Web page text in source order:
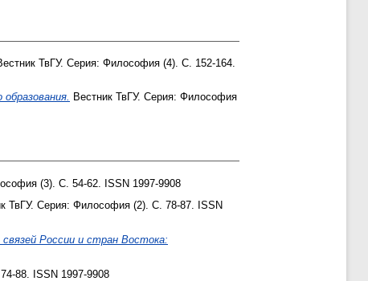
ТвГУ. Серия: Философия (4). С. 152-164.
Вестник ТвГУ. Серия: Философия
(3). С. 54-62. ISSN 1997-9908
ТвГУ. Серия: Философия (2). С. 78-87. ISSN
связей России и стран Востока:
88. ISSN 1997-9908